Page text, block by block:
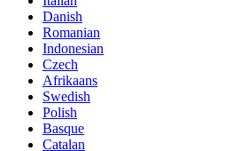
Danish
Romanian
Indonesian
Czech
Afrikaans
Swedish
Polish
Basque
Catalan